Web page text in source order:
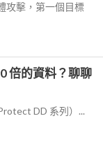
攻擊，第一個目標
倍的資料？聊聊
DD 系列）...